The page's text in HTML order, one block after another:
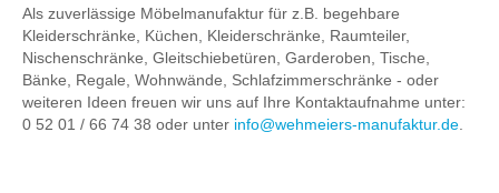
Als zuverlässige Möbelmanufaktur für z.B. begehbare
Kleiderschränke, Küchen, Kleiderschränke, Raumteiler,
Nischenschränke, Gleitschiebetüren, Garderoben, Tische,
Bänke, Regale, Wohnwände, Schlafzimmerschränke - oder
weiteren Ideen freuen wir uns auf Ihre Kontaktaufnahme unter:
0 52 01 / 66 74 38 oder unter info@wehmeiers-manufaktur.de.